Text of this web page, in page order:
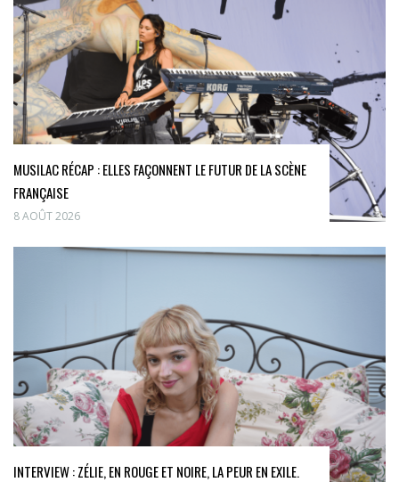
MUSILAC RÉCAP : ELLES FAÇONNENT LE FUTUR DE LA SCÈNE
FRANÇAISE
8 AOÛT 2026
INTERVIEW : ZÉLIE, EN ROUGE ET NOIRE, LA PEUR EN EXILE.